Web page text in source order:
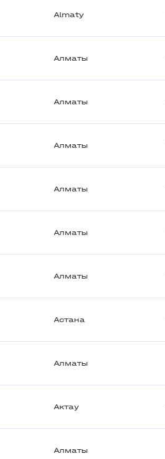
Almaty
Алматы
Алматы
Алматы
Алматы
Алматы
Алматы
Астана
Алматы
Актау
Алматы